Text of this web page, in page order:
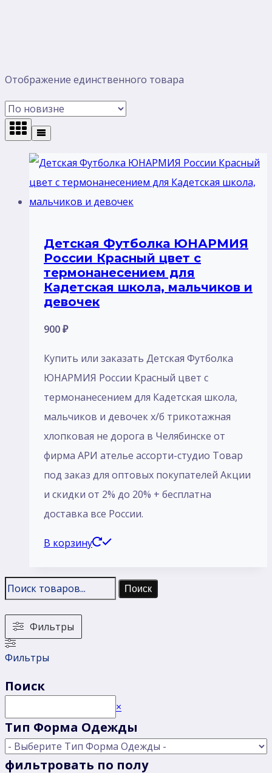
Отображение единственного товара
Детская Футболка ЮНАРМИЯ
России Красный цвет с
термонанесением для
Кадетская школа, мальчиков и
девочек
900₽
Купить или заказать Детская Футболка
ЮНАРМИЯ России Красный цвет с
термонанесением для Кадетская школа,
мальчиков и девочек х/б трикотажная
хлопковая не дорога в Челябинске от
фирма АРИ ателье ассорти-студио Товар
под заказ для оптовых покупателей Акции
и скидки от 2% до 20% + бесплатна
доставка все России.
В корзину
Поиск
Фильтры
Фильтры
Поиск
×
Тип Форма Одежды
фильтровать по полу